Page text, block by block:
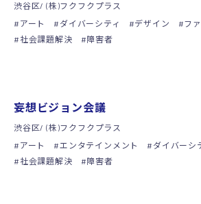
渋谷区/ (株)フクフクプラス
アート
ダイバーシティ デザイン
フ
社会課題解決
障害者
妄想ビジョン会議
渋谷区/ (株)フクフクプラス
アート
エンタテインメント ダイバーシ
社会課題解決
障害者